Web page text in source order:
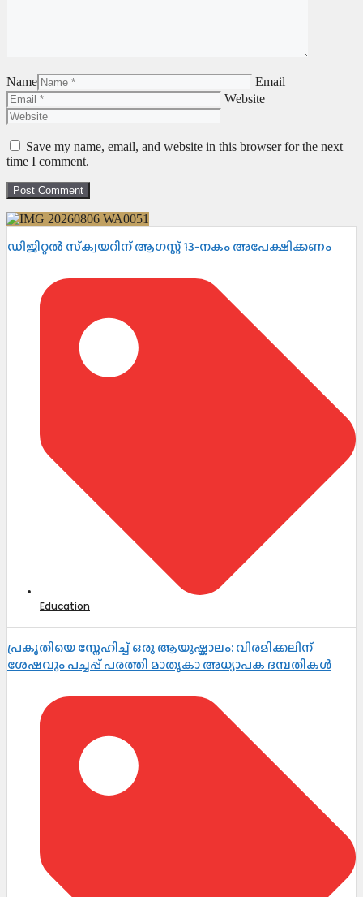
Name
Email
Website
Save my name, email, and website in this browser for the next
time I comment.
ഡിജിറ്റൽ സ്‌ക്വയറിന് ആഗസ്റ്റ് 13-നകം അപേക്ഷിക്കണം
Education
പ്രകൃതിയെ സ്നേഹിച്ച് ഒരു ആയുഷ്കാലം: വിരമിക്കലിന്
ശേഷവും പച്ചപ്പ് പരത്തി മാതൃകാ അധ്യാപക ദമ്പതികൾ